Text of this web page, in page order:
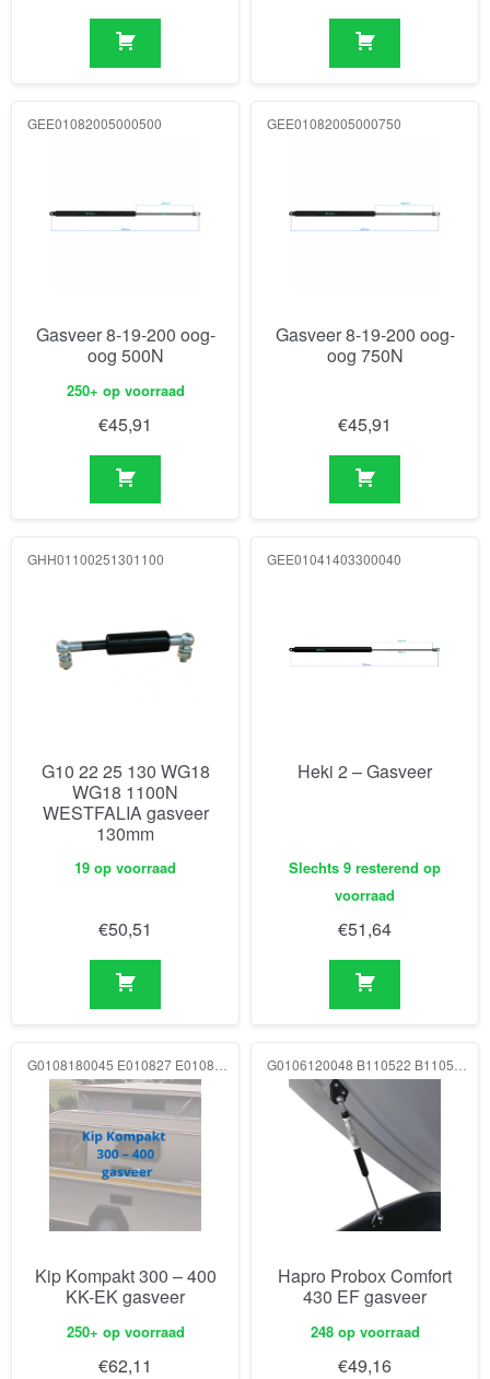
GEE01082005000500
Gasveer 8-19-200 oog-
oog 500N
250+ op voorraad
€45,91
GEE01082005000750
Gasveer 8-19-200 oog-
oog 750N
€45,91
GHH01100251301100
G10 22 25 130 WG18
WG18 1100N
WESTFALIA gasveer
130mm
19 op voorraad
€50,51
GEE01041403300040
Heki 2 – Gasveer
Slechts 9 resterend op
voorraad
€51,64
Kip Kompakt 300 – 400
KK-EK gasveer
250+ op voorraad
€62,11
Hapro Probox Comfort
430 EF gasveer
248 op voorraad
€49,16